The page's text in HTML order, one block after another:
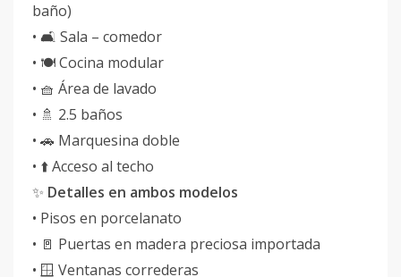
baño)
• 🛋️ Sala – comedor
• 🍽️ Cocina modular
• 🧺 Área de lavado
• 🚿 2.5 baños
• 🚗 Marquesina doble
• ⬆️ Acceso al techo
✨ Detalles en ambos modelos
• Pisos en porcelanato
• 🚪 Puertas en madera preciosa importada
• 🪟 Ventanas correderas